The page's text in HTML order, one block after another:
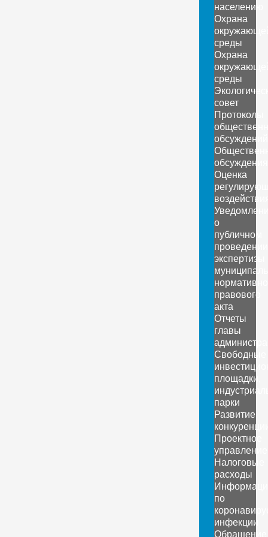
населению
Охрана
среды
Охрана
среды
совет
Протоколы
обсуждений
обсуждения
Оценка
о
публичном
проведении
экспертизы
правового
акта
Отчеты
главы
Свободные
площадки,
парки
Развитие
Проектное
управление
Налоговые
расходы
по
инфекции
Обращение